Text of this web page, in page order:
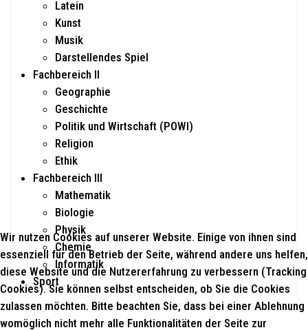
Latein
Kunst
Musik
Darstellendes Spiel
Fachbereich II
Geographie
Geschichte
Politik und Wirtschaft (POWI)
Religion
Ethik
Fachbereich III
Mathematik
Biologie
Physik
Chemie
Informatik
Sport
Wir nutzen Cookies auf unserer Website. Einige von ihnen sind
essenziell für den Betrieb der Seite, während andere uns helfen,
diese Website und die Nutzererfahrung zu verbessern (Tracking
Cookies). Sie können selbst entscheiden, ob Sie die Cookies
zulassen möchten. Bitte beachten Sie, dass bei einer Ablehnung
womöglich nicht mehr alle Funktionalitäten der Seite zur